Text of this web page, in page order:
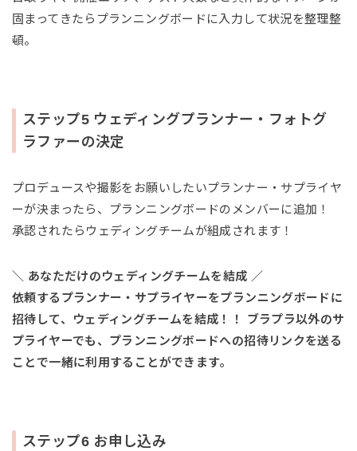
固まってきたらプランニングボードに入力して状況を整理整
頓。
ステップ5 ウェディングプランナー・フォトグ
ラファーの決定
プロデュースや撮影をお願いしたいプランナー・サプライヤ
ーが決まったら、プランニングボードのメンバーに追加！
承認されたらウェディングチームが組成されます！
＼ あなただけのウェディングチームを結成 ／
依頼するプランナー・サプライヤーをプランニングボードに
招待して、ウェディングチームを結成！！ ブラプラ以外のサ
プライヤーでも、プランニングボードへの招待リンクを送る
ことで一緒に利用することができます。
ステップ6 お申し込み